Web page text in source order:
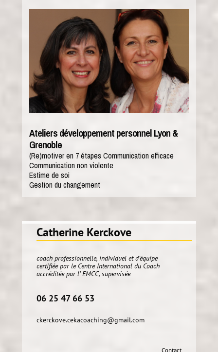
Ateliers développement personnel Lyon &
Grenoble
(Re)motiver en 7 étapes Communication efficace
Communication non violente
Estime de soi
Gestion du changement
Catherine Kerckove
coach professionnelle, individuel et d’équipe
certifiée par le Centre International du Coach
accréditée par l’ EMCC, supervisée
06 25 47 66 53
ckerckove.cekacoaching@gmail.com
Contact